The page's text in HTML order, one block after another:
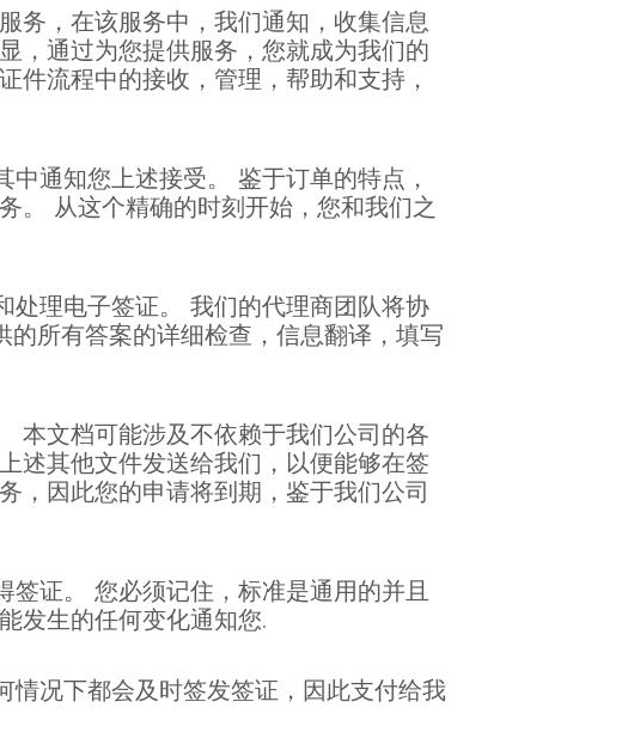
务，在该服务中，我们通知，收集信息
，通过为您提供服务，您就成为我们的
件流程中的接收，管理，帮助和支持，
通知您上述接受。 鉴于订单的特点，
。 从这个精确的时刻开始，您和我们之
处理电子签证。 我们的代理商团队将协
所有答案的详细检查，信息翻译，填写
本文档可能涉及不依赖于我们公司的各
述其他文件发送给我们，以便能够在签
，因此您的申请将到期，鉴于我们公司
签证。 您必须记住，标准是通用的并且
发生的任何变化通知您.
况下都会及时签发签证，因此支付给我